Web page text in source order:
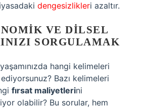
dengesizlikleri azaltır.
VE DILSEL
SORGULAMAK
hangi kelimeleri
Bazı kelimeleri
fırsat maliyetlerini
olabilir? Bu sorular, hem